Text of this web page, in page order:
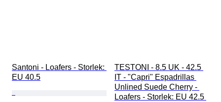
Santoni - Loafers - Storlek:
EU 40.5
TESTONI - 8.5 UK - 42.5
IT - "Capri" Espadrillas
Unlined Suede Cherry -
Loafers - Storlek: EU 42.5